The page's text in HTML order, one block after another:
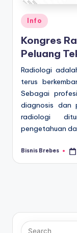
Posted
Info
Kongres
Peluang
Radiologi
terus
Sebagai
diagnosis dan
radiologi
pengetahuan
Posted
Bisnis Brebes